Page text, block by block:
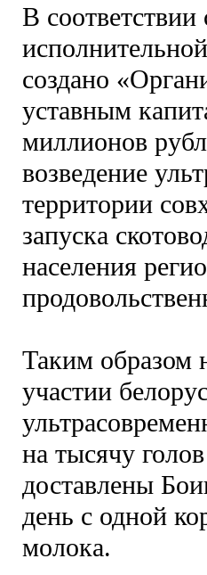
В
создано
уставным
миллионов
возведение
территории
запуска
населения
Таким образом
участии
на тысячу
доставлены
день с одной
молока.